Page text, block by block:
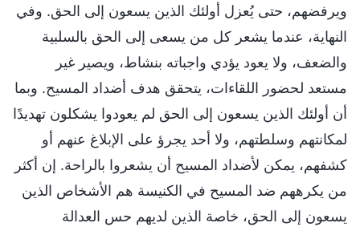
ويرفضهم، حتى يُعزل أولئك الذين يسعون إلى الحق. وفي
النهاية، عندما يشعر كل من يسعى إلى الحق بالسلبية
والضعف، ولا يعود يؤدي واجباته بنشاط، ويصير غير
مستعد لحضور اللقاءات، يتحقق هدف أضداد المسيح. وبما
أن أولئك الذين يسعون إلى الحق لم يعودوا يشكلون تهديدًا
لمكانتهم وسلطتهم، ولا أحد يجرؤ على الإبلاغ عنهم أو
كشفهم، يمكن لأضداد المسيح أن يشعروا بالراحة. إن أكثر
من يكرههم ضد المسيح في الكنيسة هم الأشخاص الذين
يسعون إلى الحق، خاصة الذين لديهم حس العدالة